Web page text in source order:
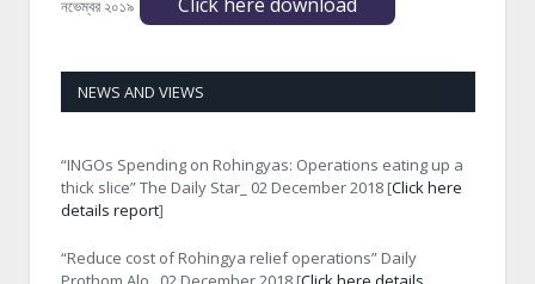
নভেম্বর ২০১৯
NEWS AND VIEWS
“INGOs Spending on Rohingyas: Operations eating up a
thick slice” The Daily Star_ 02 December 2018 [Click here
details report]
“Reduce cost of Rohingya relief operations” Daily